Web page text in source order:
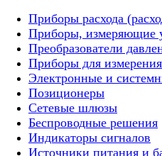
Приборы расхода
Приборы, измеряющие
Преобразователи
Приборы для
Электронные и
Позиционеры
Сетевые шлюзы
Беспроводные решения
Индикаторы сигналов
Источники питания и